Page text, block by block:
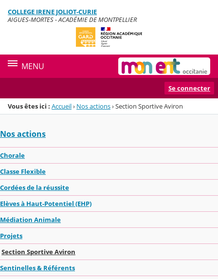
Menu de la rubrique
Contenu
COLLEGE IRENE JOLIOT-CURIE
AIGUES-MORTES - ACADÉMIE DE MONTPELLIER
MENU
Se connecter
Vous êtes ici : Accueil› Nos actions›Section Sportive Aviron
Nos actions
Chorale
Classe Flexible
Cordées de la réussite
Elèves à Haut-Potentiel (EHP)
Médiation Animale
Projets
Section Sportive Aviron
Sentinelles & Référents